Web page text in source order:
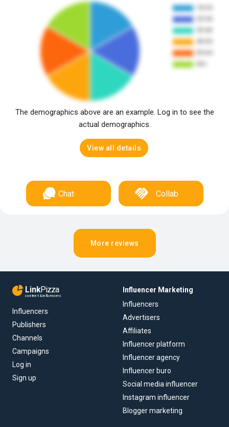
The demographics above are an example. Log in to see the
actual demographics.
View all details
Chat Collab
More reviews
LinkPizza
content & influencers
Influencers
Publishers
Channels
Campaigns
Log in
Sign up
Influencer Marketing
Influencers
Advertisers
Affiliates
Influencer platform
Influencer agency
Influencer buro
Social media influencer
Instagram influencer
Blogger marketing